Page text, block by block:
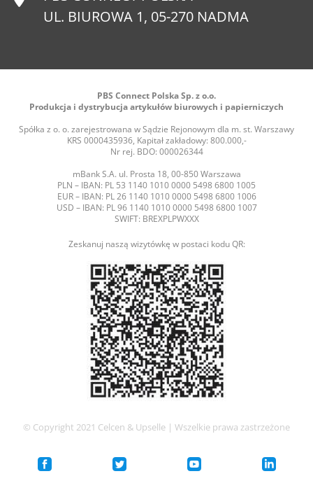
UL. BIUROWA 1, 05-270 NADMA
PBS Connect Polska Sp. z o.o.
Produkcja i dystrybucja artykułów biurowych i papierniczych
Spółka z o. o. zarejestrowana w Sądzie Rejonowym dla m. st. Warszawy
KRS 0000435936, Kapitał zakładowy: 800.000,-
Nr rej. BDO: 000026344
mBank S.A. ul. Prosta 18, 00-850 Warszawa
PLN – IBAN: PL 53 1140 1010 0000 5498 6800 1005
EUR – IBAN: PL 26 1140 1010 0000 5498 6800 1006
USD – IBAN: PL 96 1140 1010 0000 5498 6800 1007
SWIFT: BREXPLPWXXX
Zeskanuj naszą wizytówkę w postaci kodu QR:
© Copyright 2021 Celcen & Upselle | Wszelkie prawa zastrzeżone